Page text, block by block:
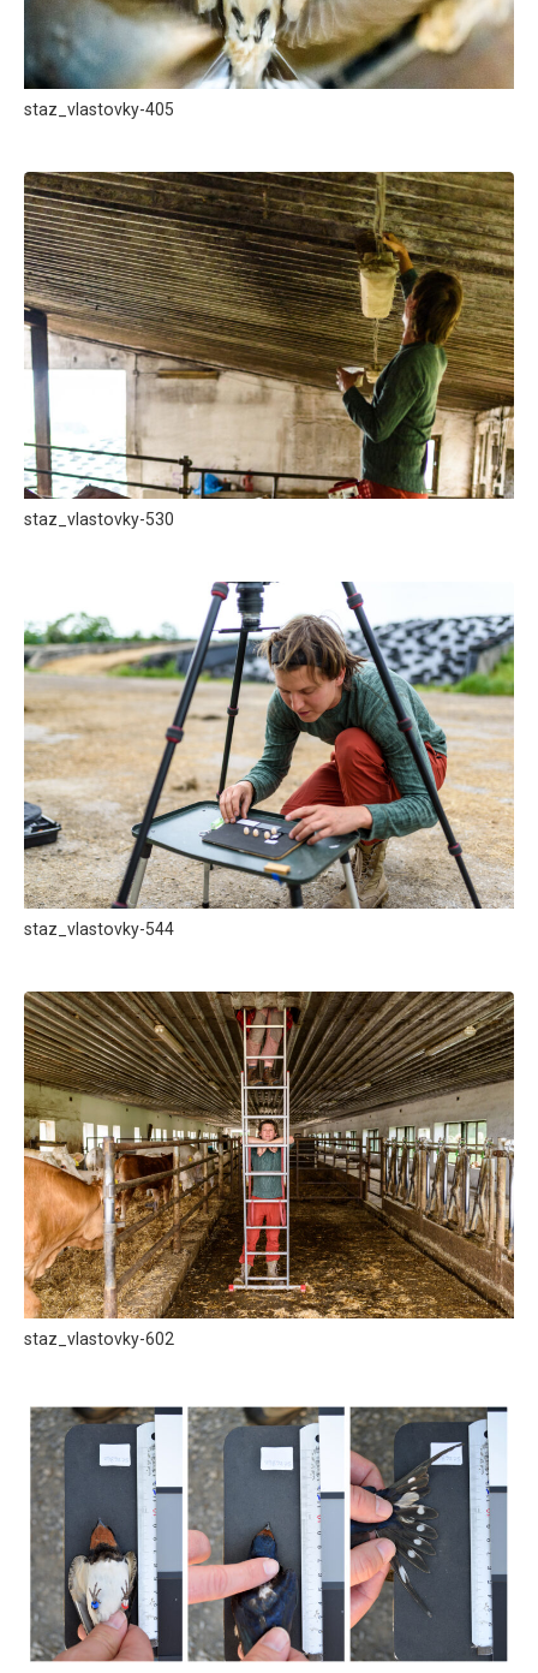
staz_vlastovky-405
staz_vlastovky-530
staz_vlastovky-544
staz_vlastovky-602